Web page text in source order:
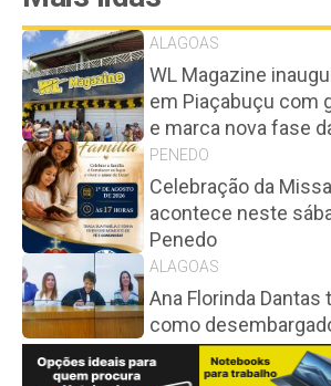
ALAGOAS
WL Magazine
em Piaçabuçu com
e marca nova fase
PENEDO
Celebração da
acontece neste
Penedo
ALAGOAS
Ana Florinda Dantas
como